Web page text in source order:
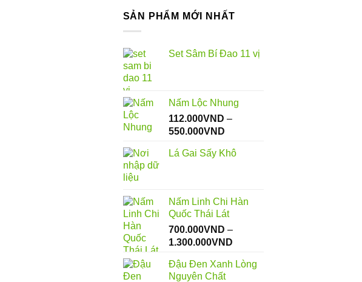
SẢN PHẨM MỚI NHẤT
Set Sâm Bí Đao 11 vị
Nấm Lộc Nhung
112.000VND –
550.000VNDKhoảng
từ
Lá Gai Sấy Khô
Nấm Linh Chi Hàn
Quốc Thái Lát
700.000VND –
1.300.000VNDKhoảng
từ
Đậu Đen Xanh Lòng
Nguyên Chất